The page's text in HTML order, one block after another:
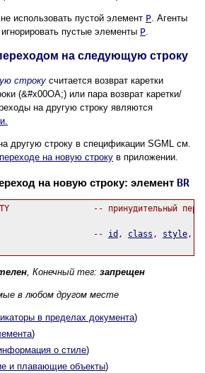
использовать пустой элемент P. Агенты
пустые элементы P.
на следующую строку
строку считается возврат каретки
(&#x00OA;) или пара возврат каретки/
на другую строку являются
другую строку в спецификации SGML см.
на новую строку в приложении.
на новую строку: элемент BR
-- принудительный
--
id , class , style,
, Конечный тег: запрещен
в любом другом месте
в пределах документа)
)
о стиле)
и плавающие объекты)